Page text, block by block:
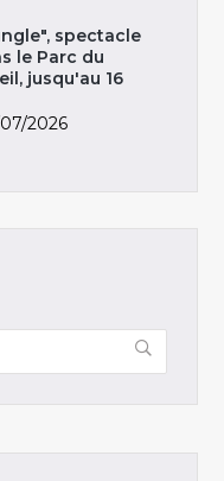
spectacle
le Parc du
jusqu'au 16
2026